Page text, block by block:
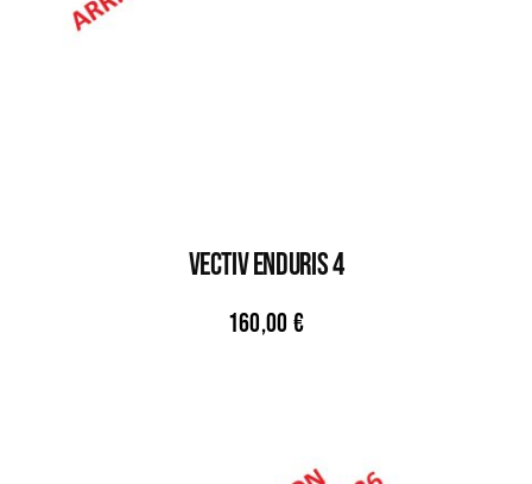
VECTIV ENDURIS 4
160,00 €